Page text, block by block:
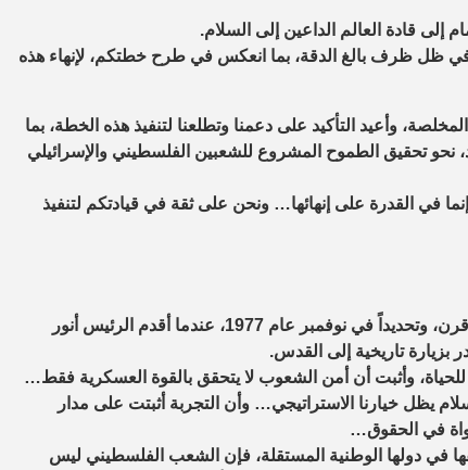
إلى قادة العالم الداعين إلى السلام.
في ظل ظرف بالغ الدقة، بما انعكس في طرح خطتكم، لإنهاء هذه
وأعيد التأكيد على دعمنا وتطلعنا لتنفيذ هذه الخطة، بما
نحو تحقيق الطموح المشروع للشعبين الفلسطيني والإسرائيلي
في القدرة على إنهائها… ونحن على ثقة في قيادتكم لتنفيذ
لقد دشنت مصر مسار السلام في الشرق الأوسط قبل ما يقارب نصف قرن، وتحديداً في نوفمبر عام 1977، عندما أقدم الرئيس أنور
بزيارة تاريخية إلى القدس.
وأثبت أن أمن الشعوب لا يتحقق بالقوة العسكرية فقط…
يظل خيارنا الاستراتيجي… وأن التجربة أثبتت على مدار
في الحقوق…
في دولها الوطنية المستقلة، فإن الشعب الفلسطيني ليس